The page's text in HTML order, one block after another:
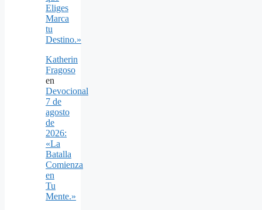
Eliges
Marca
tu
Destino.»
Katherin
Fragoso
en
Devocional
7 de
agosto
de
2026:
«La
Batalla
Comienza
en
Tu
Mente.»